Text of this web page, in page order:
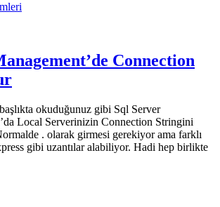
Connection
okuduğunuz gibi Sql Server
Local Serverinizin Connection Stringini
. olarak girmesi gerekiyor ama farklı
gibi uzantılar alabiliyor. Hadi hep birlikte